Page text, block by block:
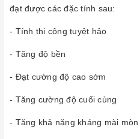
đạt được các đặc tính sau:
- Tính thi công tuyệt hảo
- Tăng độ bền
- Đạt cường độ cao sớm
- Tăng cường độ cuối cùng
- Tăng khả năng kháng mài mòn